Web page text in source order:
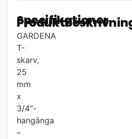
GARDENA
T-
skarv,
25
mm
x
3/4″-
hangänga
–
Specifikationer